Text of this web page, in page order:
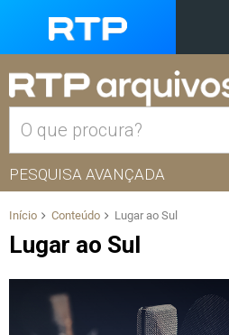
PESQUISA AVANÇADA
Início Conteúdo Lugar ao Sul
Lugar ao Sul